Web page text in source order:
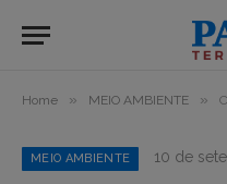
Home » MEIO AMBIENTE »
MEIO AMBIENTE 10 de